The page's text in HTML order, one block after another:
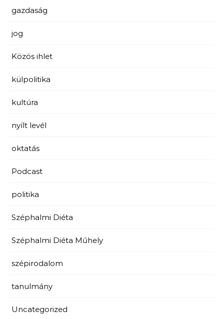
gazdaság
jog
Közös ihlet
külpolitika
kultúra
nyílt levél
oktatás
Podcast
politika
Széphalmi Diéta
Széphalmi Diéta Műhely
szépirodalom
tanulmány
Uncategorized